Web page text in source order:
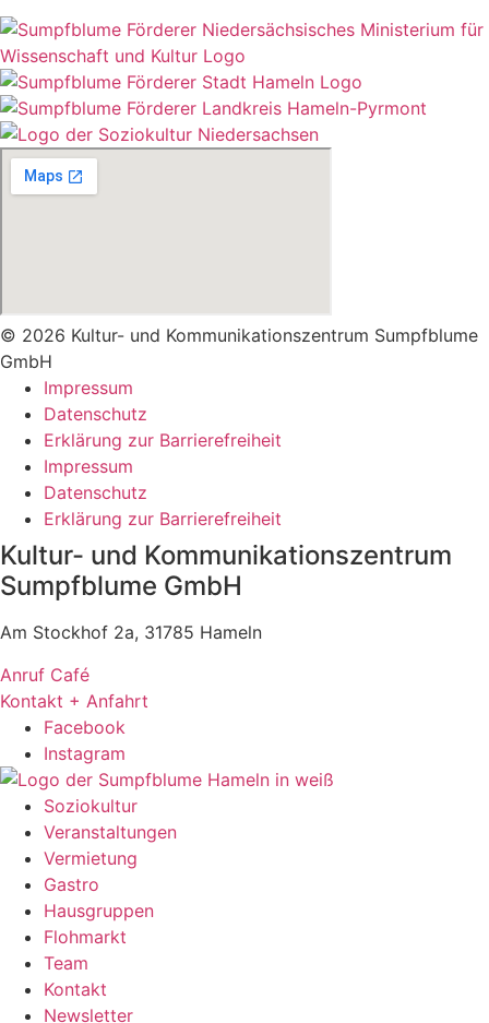
© 2026 Kultur- und Kommunikationszentrum Sumpfblume
GmbH
Impressum
Datenschutz
Erklärung zur Barrierefreiheit
Impressum
Datenschutz
Erklärung zur Barrierefreiheit
Kultur- und Kommunikationszentrum
Sumpfblume GmbH
Am Stockhof 2a, 31785 Hameln
Anruf Café
Kontakt + Anfahrt
Facebook
Instagram
Soziokultur
Veranstaltungen
Vermietung
Gastro
Hausgruppen
Flohmarkt
Team
Kontakt
Newsletter